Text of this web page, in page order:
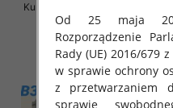
Kurtki damskie cienki Roz S-M-L,
1 Kolor Paczka 3 szt
140.00 zł
szczegóły
Od 25 maja
Rozporządzenie
Rady (UE) 2016/679
w sprawie ochrony
z przetwarzaniem
sprawie